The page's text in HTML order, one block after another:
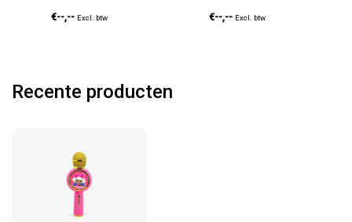
€--,-- Excl. btw €--,-- Excl. btw
Recente producten